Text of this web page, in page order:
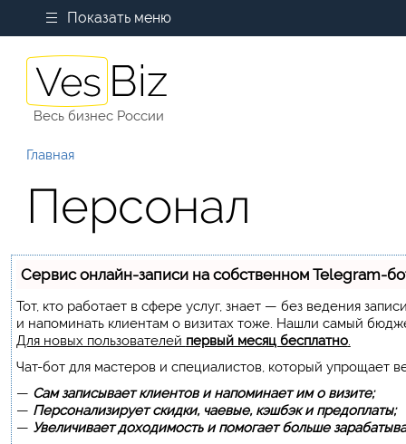
Показать меню
Весь бизнес России
Главная
Персонал
Сервис онлайн-записи на собственном Telegram-
Тот, кто работает в сфере услуг, знает — без ведения
и напоминать клиентам о визитах тоже. Нашли самый
Для новых пользователей первый месяц бесплатно.
Чат-бот для мастеров и специалистов, который упрощает
— Сам записывает клиентов и напоминает им о визите;
— Персонализирует скидки, чаевые, кэшбэк и предоплаты;
— Увеличивает доходимость и помогает больше